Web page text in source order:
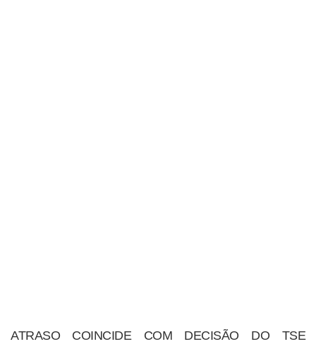
ATRASO COINCIDE COM DECISÃO DO TSE